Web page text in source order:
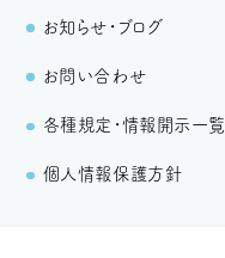
お知らせ・ブログ
お問い合わせ
各種規定・情報開示一覧
個人情報保護方針